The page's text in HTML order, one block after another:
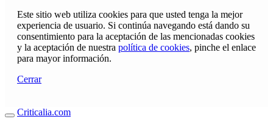
Este sitio web utiliza cookies para que usted tenga la mejor
experiencia de usuario. Si continúa navegando está dando su
consentimiento para la aceptación de las mencionadas cookies
y la aceptación de nuestra política de cookies, pinche el enlace
para mayor información.
Cerrar
Criticalia.com